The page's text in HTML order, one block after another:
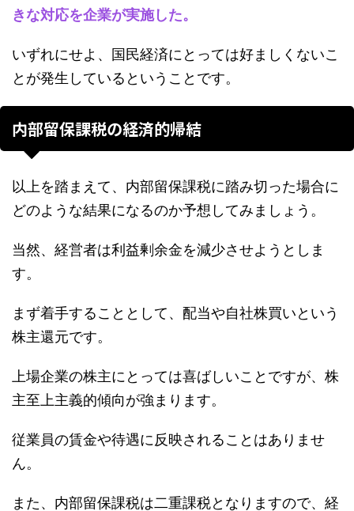
きな対応を企業が実施した。
いずれにせよ、国民経済にとっては好ましくないこ
とが発生しているということです。
内部留保課税の経済的帰結
以上を踏まえて、内部留保課税に踏み切った場合に
どのような結果になるのか予想してみましょう。
当然、経営者は利益剰余金を減少させようとしま
す。
まず着手することとして、配当や自社株買いという
株主還元です。
上場企業の株主にとっては喜ばしいことですが、株
主至上主義的傾向が強まります。
従業員の賃金や待遇に反映されることはありませ
ん。
また、内部留保課税は二重課税となりますので、経